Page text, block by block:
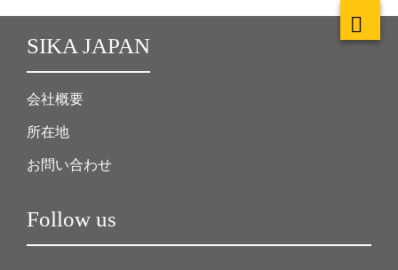
SIKA JAPAN
会社概要
所在地
お問い合わせ
Follow us